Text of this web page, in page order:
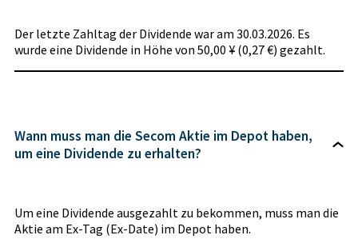
Der letzte Zahltag der Dividende war am 30.03.2026. Es
wurde eine Dividende in Höhe von 50,00 ¥ (0,27 €) gezahlt.
Wann muss man die Secom Aktie im Depot haben,
um eine Dividende zu erhalten?
Um eine Dividende ausgezahlt zu bekommen, muss man die
Aktie am Ex-Tag (Ex-Date) im Depot haben.